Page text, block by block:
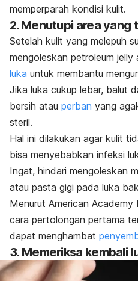
memperparah kondisi kulit.
2. Menutupi area yang
Setelah kulit yang melepuh
mengoleskan petroleum jelly
luka untuk membantu
Jika luka cukup lebar, balut
bersih atau perban yang
steril.
Hal ini dilakukan agar kulit
bisa menyebabkan infeksi
Ingat, hindari mengoleskan
atau pasta gigi pada luka
Menurut American
cara pertolongan pertama
dapat menghambat
3. Memeriksa kembali